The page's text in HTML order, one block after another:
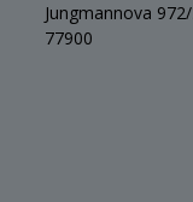
Jungmannova
77900